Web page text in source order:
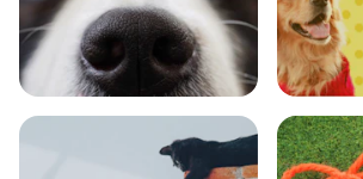
エンタメ クイズ